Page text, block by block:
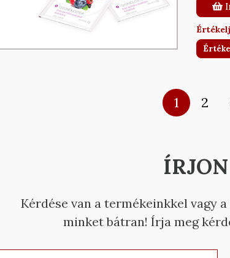
1 2
Kérdése van a termékeinkkel vagy
minket bátran! Írja meg